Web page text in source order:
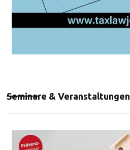
Seminare & Veranstaltungen